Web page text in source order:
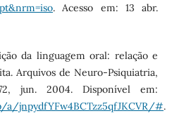
. Acesso em: 13 abr.
da linguagem oral: relação e
Arquivos de Neuro-Psiquiatria,
jun. 2004. Disponível em:
jnpydfYFw4BCTzz5qfJKCVR/#.